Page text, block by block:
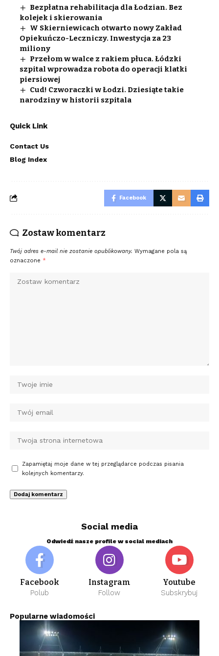
Bezpłatna rehabilitacja dla Łodzian. Bez
kolejek i skierowania
W Skierniewicach otwarto nowy Zakład
Opiekuńczo-Leczniczy. Inwestycja za 23
miliony
Przełom w walce z rakiem płuca. Łódzki
szpital wprowadza robota do operacji klatki
piersiowej
Cud! Czworaczki w Łodzi. Dziesiąte takie
narodziny w historii szpitala
Quick Link
Contact Us
Blog Index
Facebook
Zostaw komentarz
Twój adres e-mail nie zostanie opublikowany. Wymagane pola są
oznaczone *
Zapamiętaj moje dane w tej przeglądarce podczas pisania
kolejnych komentarzy.
Social media
Odwiedź nasze profile w social mediach
Facebook
Polub
Instagram
Follow
Youtube
Subskrybuj
Popularne wiadomości